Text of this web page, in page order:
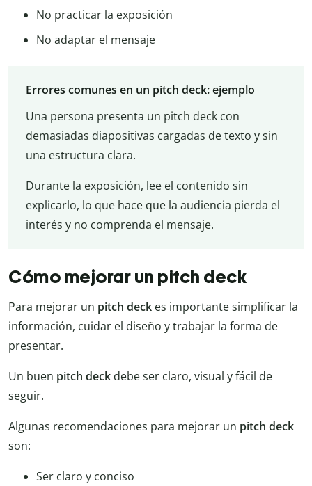
No practicar la exposición
No adaptar el mensaje
Errores comunes en un pitch deck: ejemplo
Una persona presenta un pitch deck con
demasiadas diapositivas cargadas de texto y sin
una estructura clara.
Durante la exposición, lee el contenido sin
explicarlo, lo que hace que la audiencia pierda el
interés y no comprenda el mensaje.
Cómo mejorar un pitch deck
Para mejorar un pitch deck es importante simplificar la
información, cuidar el diseño y trabajar la forma de
presentar.
Un buen pitch deck debe ser claro, visual y fácil de
seguir.
Algunas recomendaciones para mejorar un pitch deck
son:
Ser claro y conciso